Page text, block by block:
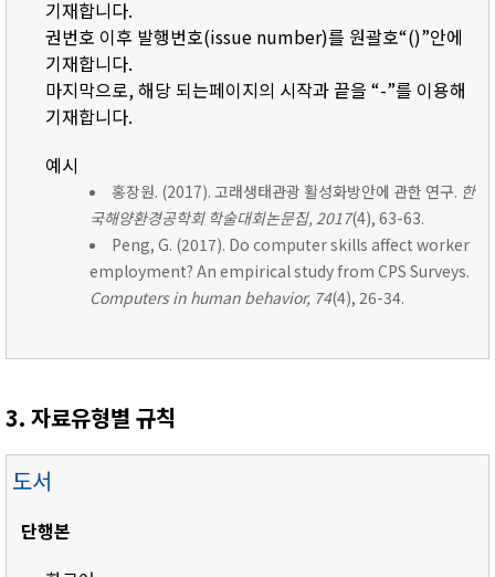
기재합니다.
권번호 이후 발행번호(issue number)를 원괄호“()”안에
기재합니다.
마지막으로, 해당 되는페이지의 시작과 끝을 “-”를 이용해
기재합니다.
예시
홍장원. (2017). 고래생태관광 활성화방안에 관한 연구. 한
국해양환경공학회 학술대회논문집, 2017(4), 63-63.
Peng, G. (2017). Do computer skills affect worker
employment? An empirical study from CPS Surveys.
Computers in human behavior, 74(4), 26-34.
3. 자료유형별 규칙
도서
단행본